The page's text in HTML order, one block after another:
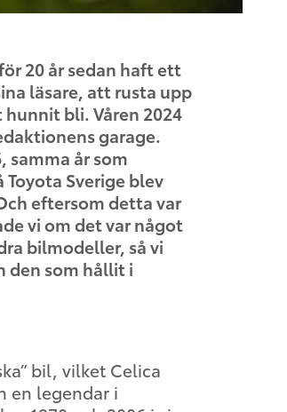
20 år sedan haft ett
läsare, att rusta upp
bli. Våren 2024
garage.
samma år som
Sverige blev
eftersom detta var
vi om det var något
bilmodeller, så vi
den som hållit i
bil, vilket Celica
en legendar i